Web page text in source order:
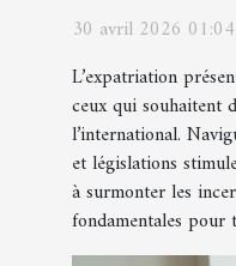
30 avril 2026 01:04
L’expatriation
ceux qui souhaitent
l’international.
et législations
à surmonter les
fondamentales pour